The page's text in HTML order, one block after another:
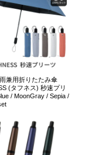
兼用折りたたみ傘
(タフネス) 秒速プリ
/ MoonGray / Sepia /